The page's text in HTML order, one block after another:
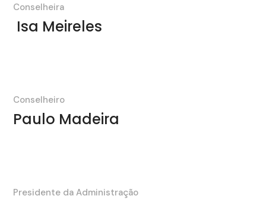
Conselheira
Isa Meireles
Conselheiro
Paulo Madeira
Presidente da Administração